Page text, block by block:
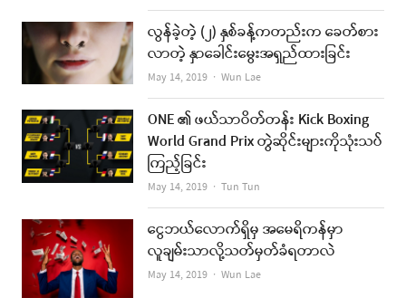
လွန်ခဲ့တဲ့ (၂) နှစ်ခန့်ကတည်းက ခေတ်စား
လာတဲ့ နှာခေါင်းမွေးအရှည်ထားခြင်း
May 14, 2019 Author
Wun Lae
ONE ၏ ဖယ်သာဝိတ်တန်း Kick Boxing
World Grand Prix တွဲဆိုင်းများကိုသုံးသပ်
ကြည့်ခြင်း
May 14, 2019 Author
Tun Tun
ငွေဘယ်လောက်ရှိမှ အမေရိကန်မှာ
လူချမ်းသာလို့သတ်မှတ်ခံရတာလဲ
May 14, 2019 Author
Wun Lae